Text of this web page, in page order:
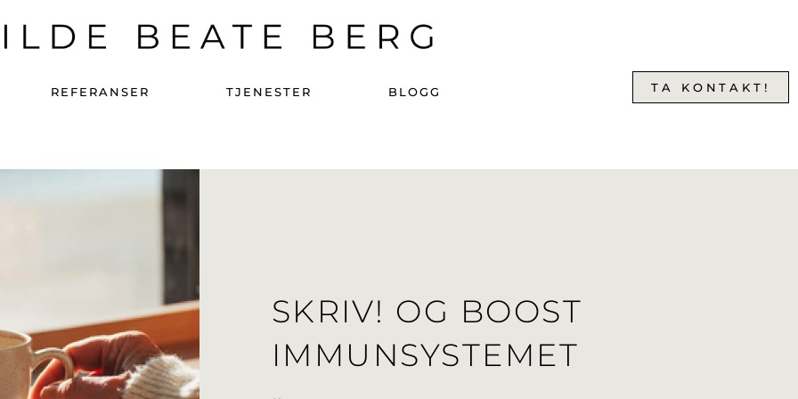
REFERANSER TJENESTER BLOGG TA KONTAKT!
SKRIV! OG BOOST
IMMUNSYSTEMET